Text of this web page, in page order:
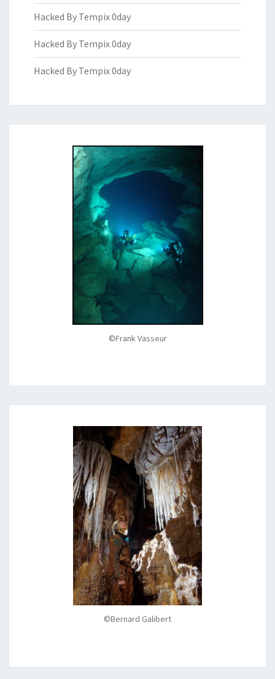
Hacked By Tempix 0day
Hacked By Tempix 0day
Hacked By Tempix 0day
©Frank Vasseur
©Bernard Galibert